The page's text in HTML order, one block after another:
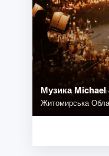
Музика Michael
Житомирська